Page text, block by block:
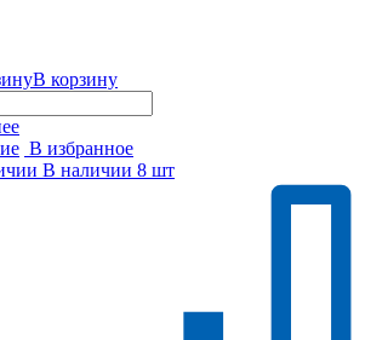
В корзину
В избранное
В наличии 8 шт